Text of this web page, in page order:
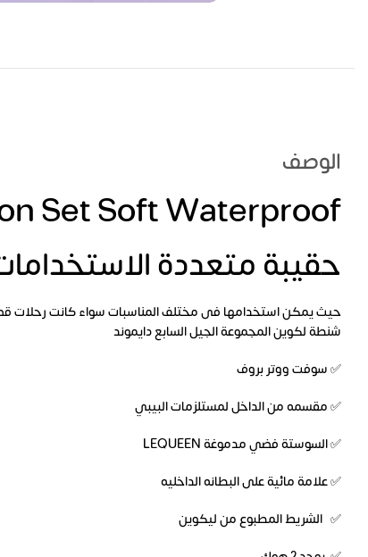
الوصف
Set Soft Waterproof
حقيبة متعددة
حيث يمكن استخدامها فى مختلف المناسبات سواء كانت رحلات
شنطة لكوين المجموعة الجيل السابع دايموند
✅ سوفت ووتر بروف
✅ مقسمه من الداخل لمستلزمات البيبي
✅ السوستة فضي مدموغة LEQUEEN
✅ علامة مائية على البطانه الداخليه
✅ الشريط المطبوع من ليكوين